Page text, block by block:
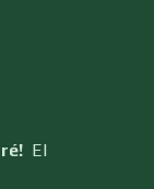
El